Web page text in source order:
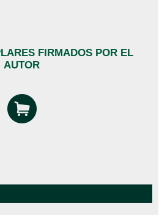
FIRMADOS POR EL
AUTOR